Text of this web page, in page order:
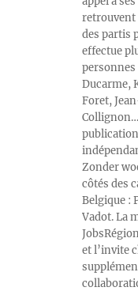
retrouvent
des partis
effectue
personnes
Ducarme,
Foret,
Collignon…
Zonder
côtés des
Belgique :
Vadot. La
et l’invite